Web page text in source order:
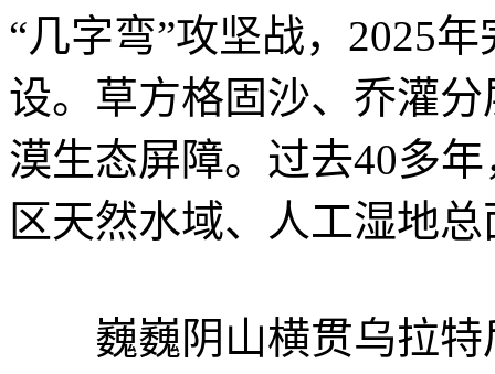
“几字弯”攻坚战，2025
设。草方格固沙、乔灌
漠生态屏障。过去40多
区天然水域、人工湿地
巍巍阴山横贯乌拉特